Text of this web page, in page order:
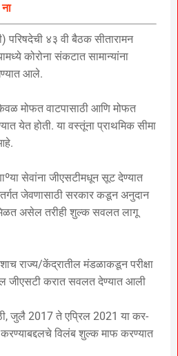
४३ वी बैठक सीतारामन
कोरोना संकटात सामान्यांना
आले.
मोफत वाटपासाठी आणि मोफत
येत होती. या वस्तूंना प्राथमिक सीमा
सेवांना जीएसटीमधून सूट देण्यात
जेवणासाठी सरकार कडून अनुदान
असेल तरीही शुल्क सवलत लागू
राज्य/केंद्रातील मंडळाकडून परीक्षा
जीएसटी करात सवलत देण्यात आली
जुलै 2017 ते एप्रिल 2021 या कर-
विलंब शुल्क माफ करण्यात